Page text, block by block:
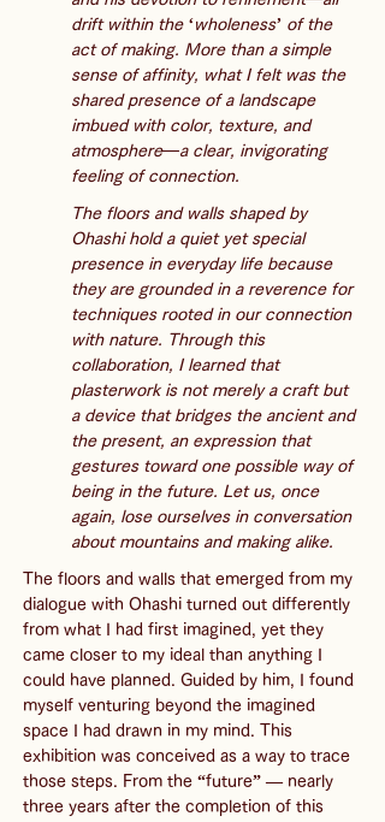
drift within the ‘wholeness’ of the
act of making. More than a simple
sense of affinity, what I felt was the
shared presence of a landscape
imbued with color, texture, and
atmosphere—a clear, invigorating
feeling of connection.
The floors and walls shaped by
Ohashi hold a quiet yet special
presence in everyday life because
they are grounded in a reverence for
techniques rooted in our connection
with nature. Through this
collaboration, I learned that
plasterwork is not merely a craft but
a device that bridges the ancient and
the present, an expression that
gestures toward one possible way of
being in the future. Let us, once
again, lose ourselves in conversation
about mountains and making alike.
The floors and walls that emerged from my
dialogue with Ohashi turned out differently
from what I had first imagined, yet they
came closer to my ideal than anything I
could have planned. Guided by him, I found
myself venturing beyond the imagined
space I had drawn in my mind. This
exhibition was conceived as a way to trace
those steps. From the “future” — nearly
three years after the completion of this